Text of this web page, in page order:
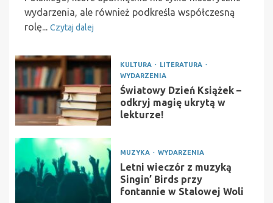
wydarzenia, ale również podkreśla współczesną
rolę... Czytaj dalej
KULTURA
LITERATURA
WYDARZENIA
Światowy Dzień Książek –
odkryj magię ukrytą w
lekturze!
MUZYKA WYDARZENIA
Letni wieczór z muzyką
Singin’ Birds przy
fontannie w Stalowej Woli